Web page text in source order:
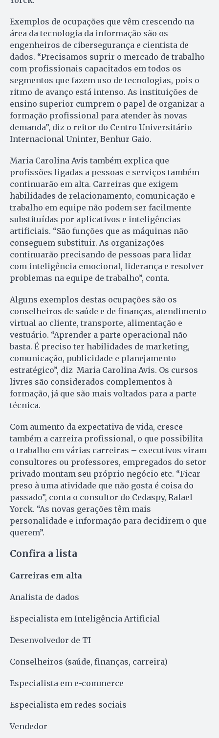
Exemplos de ocupações que vêm crescendo na
área da tecnologia da informação são os
engenheiros de cibersegurança e cientista de
dados. “Precisamos suprir o mercado de trabalho
com profissionais capacitados em todos os
segmentos que fazem uso de tecnologias, pois o
ritmo de avanço está intenso. As instituições de
ensino superior cumprem o papel de organizar a
formação profissional para atender às novas
demanda”, diz o reitor do Centro Universitário
Internacional Uninter, Benhur Gaio.
Maria Carolina Avis também explica que
profissões ligadas a pessoas e serviços também
continuarão em alta. Carreiras que exigem
habilidades de relacionamento, comunicação e
trabalho em equipe não podem ser facilmente
substituídas por aplicativos e inteligências
artificiais. “São funções que as máquinas não
conseguem substituir. As organizações
continuarão precisando de pessoas para lidar
com inteligência emocional, liderança e resolver
problemas na equipe de trabalho”, conta.
Alguns exemplos destas ocupações são os
conselheiros de saúde e de finanças, atendimento
virtual ao cliente, transporte, alimentação e
vestuário. “Aprender a parte operacional não
basta. É preciso ter habilidades de marketing,
comunicação, publicidade e planejamento
estratégico”, diz Maria Carolina Avis. Os cursos
livres são considerados complementos à
formação, já que são mais voltados para a parte
técnica.
Com aumento da expectativa de vida, cresce
também a carreira profissional, o que possibilita
o trabalho em várias carreiras – executivos viram
consultores ou professores, empregados do setor
privado montam seu próprio negócio etc. “Ficar
preso à uma atividade que não gosta é coisa do
passado”, conta o consultor do Cedaspy, Rafael
Yorck. “As novas gerações têm mais
personalidade e informação para decidirem o que
querem”.
Confira a lista
Carreiras em alta
Analista de dados
Especialista em Inteligência Artificial
Desenvolvedor de TI
Conselheiros (saúde, finanças, carreira)
Especialista em e-commerce
Especialista em redes sociais
Vendedor